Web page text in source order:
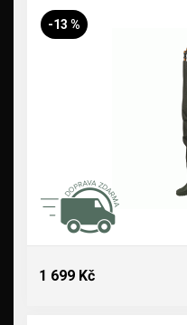
-13 %
1 699 Kč